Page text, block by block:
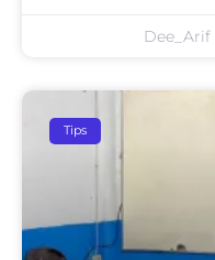
Dee_Arif
Tips